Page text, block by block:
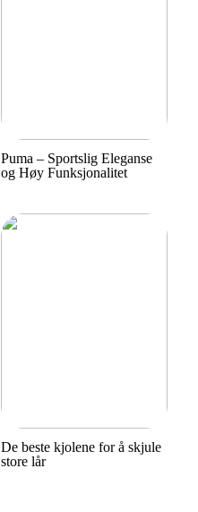
Puma – Sportslig Eleganse
og Høy Funksjonalitet
De beste kjolene for å skjule
store lår